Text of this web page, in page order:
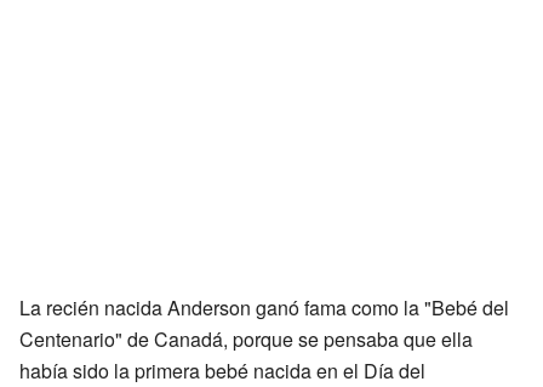
La recién nacida Anderson ganó fama como la "Bebé del
Centenario" de Canadá, porque se pensaba que ella
había sido la primera bebé nacida en el Día del